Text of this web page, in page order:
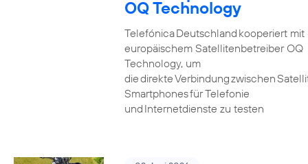
OQ Technology
Telefónica Deutschland kooperiert mit
europäischem Satellitenbetreiber OQ
Technology, um
die direkte Verbindung zwischen
Smartphones für Telefonie
und Internetdienste zu testen